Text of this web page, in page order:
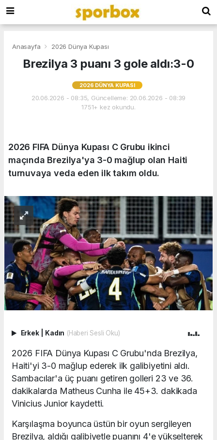
Anasayfa 2026 Dünya Kupası
Brezilya 3 puanı 3 gole aldı:3-0
2026 DÜNYA KUPASI
20.06.2026 - 08:35, Güncelleme: 20.06.2026 - 08:39
1751+ kez okundu.
2026 FIFA Dünya Kupası C Grubu ikinci
maçında Brezilya'ya 3-0 mağlup olan Haiti
turnuvaya veda eden ilk takım oldu.
Erkek Kadın (Haberi Sesli Oku)
2026 FIFA Dünya Kupası C Grubu'nda Brezilya,
Haiti'yi 3-0 mağlup ederek ilk galibiyetini aldı.
Sambacılar'a üç puanı getiren golleri 23 ve 36.
dakikalarda Matheus Cunha ile 45+3. dakikada
Vinicius Junior kaydetti.
Karşılaşma boyunca üstün bir oyun sergileyen
Brezilya, aldığı galibiyetle puanını 4'e yükselterek